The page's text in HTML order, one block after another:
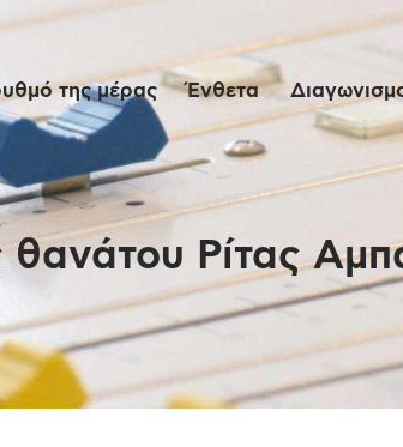
της μέρας Ένθετα
Ρίτας
της
Live